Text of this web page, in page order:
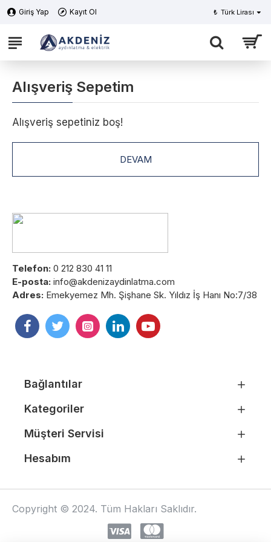
Giriş Yap Kayıt Ol ₺ Türk Lirası
Alışveriş Sepetim
Alışveriş sepetiniz boş!
DEVAM
Telefon: 0 212 830 41 11
E-posta: info@akdenizaydinlatma.com
Adres: Emekyemez Mh. Şişhane Sk. Yıldız İş Hanı No:7/38
Bağlantılar
Kategoriler
Müşteri Servisi
Hesabım
Copyright © 2024. Tüm Hakları Saklıdır.